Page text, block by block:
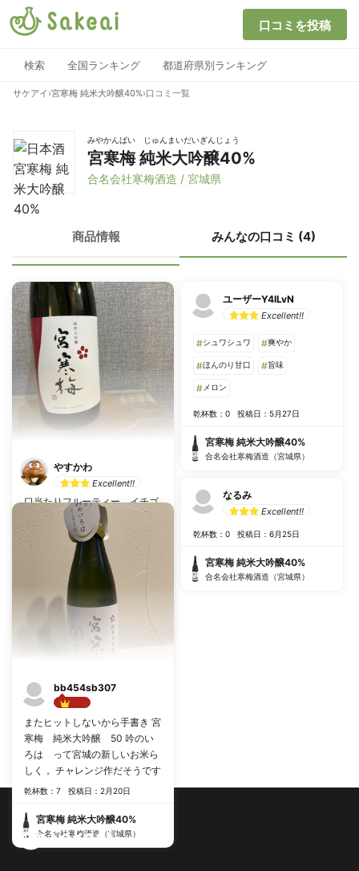
口コミを投稿
検索 全国ランキング 都道府県別ランキング
サケアイ ›宮寒梅 純米大吟醸40%›口コミ一覧
みやかんばい じゅんまいだいぎんじょう
宮寒梅 純米大吟醸40%
合名会社寒梅酒造 / 宮城県
商品情報 みんなの口コミ (4)
やすかわ
Excellent!!
口当たりフルーティー、イチゴ
みたいな甘さあるがそのあと酸
っぱくキレよく締めてくれる辛
口 食中やら珍味よりは単体も
しくは甘いものなんかが合う？
投稿日：1月5日
宮寒梅 純米大吟醸40%
合名会社寒梅酒造（宮城県）
ユーザーY4lLvN
Excellent!!
#シュワシュワ #爽やか
#ほんのり甘口 #旨味
# メロン
乾杯数：0 投稿日：5月27日
宮寒梅 純米大吟醸40%
合名会社寒梅酒造（宮城県）
なるみ
Excellent!!
乾杯数：0 投稿日：6月25日
宮寒梅 純米大吟醸40%
合名会社寒梅酒造（宮城県）
bb454sb307
またヒットしないから手書き 宮
寒梅 純米大吟醸 50 吟のい
ろは って宮城の新しいお米ら
しく， チャレンジ作だそうです
乾杯数：7 投稿日：2月20日
宮寒梅 純米大吟醸40%
合名会社寒梅酒造（宮城県）